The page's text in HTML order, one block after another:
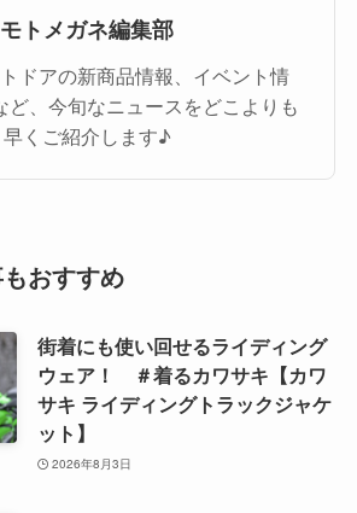
モトメガネ編集部
ドアの新商品情報、イベント情
ど、今旬なニュースをどこよりも
早くご紹介します♪
おすすめ
街着にも使い回せるライディング
ウェア！ ＃着るカワサキ【カワ
サキ ライディングトラックジャケ
ット】
2026年8月3日